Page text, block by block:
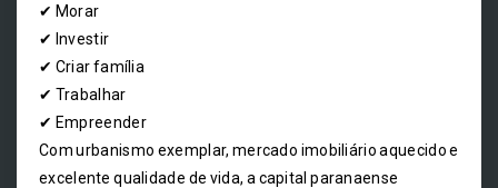
✔ Morar
✔ Investir
✔ Criar família
✔ Trabalhar
✔ Empreender
Com urbanismo exemplar, mercado imobiliário aquecido e
excelente qualidade de vida, a capital paranaense